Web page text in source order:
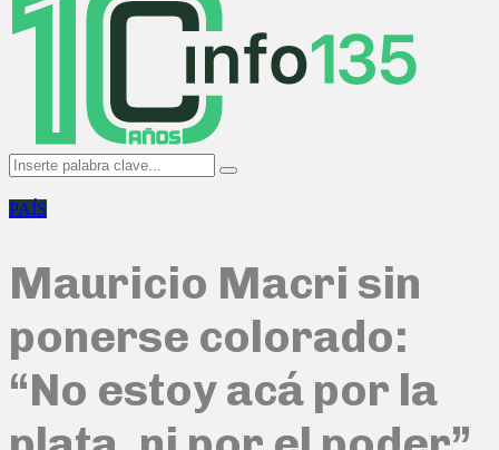
Search
for:
Search
PAÍS
Mauricio Macri sin
ponerse colorado:
“No estoy acá por la